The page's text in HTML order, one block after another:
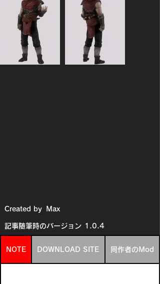
Created by Max
記事随筆時のバージョン 1.0.4
NOTE DOWNLOAD SITE 同作者のMod